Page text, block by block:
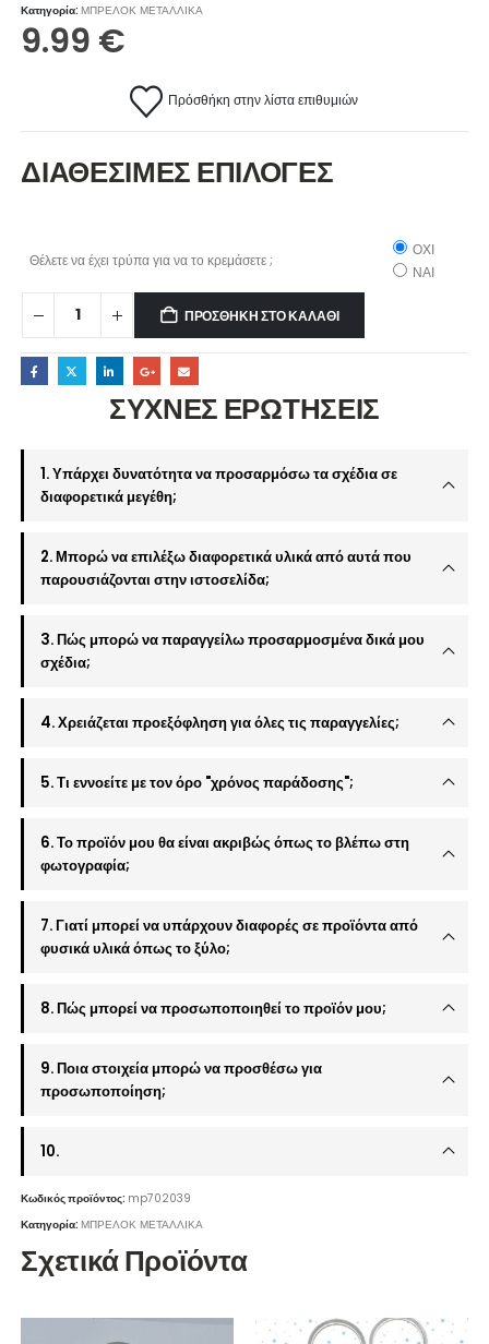
Κατηγορία:ΜΠΡΕΛΟΚ ΜΕΤΑΛΛΙΚΑ
9.99 €
Πρόσθήκη στην λίστα επιθυμιών
ΔΙΑΘΕΣΙΜΕΣ ΕΠΙΛΟΓΕΣ
Θέλετε να έχει τρύπα για να το κρεμάσετε ;
ΟΧΙ
ΝΑΙ
ΠΡΟΣΘΉΚΗ ΣΤΟ ΚΑΛΆΘΙ
ΣΥΧΝΕΣ ΕΡΩΤΗΣΕΙΣ
1. Υπάρχει δυνατότητα να προσαρμόσω τα σχέδια σε
διαφορετικά μεγέθη;
2. Μπορώ να επιλέξω διαφορετικά υλικά από αυτά που
παρουσιάζονται στην ιστοσελίδα;
3. Πώς μπορώ να παραγγείλω προσαρμοσμένα δικά μου
σχέδια;
4. Χρειάζεται προεξόφληση για όλες τις παραγγελίες;
5. Τι εννοείτε με τον όρο "χρόνος παράδοσης";
6. Το προϊόν μου θα είναι ακριβώς όπως το βλέπω στη
φωτογραφία;
7. Γιατί μπορεί να υπάρχουν διαφορές σε προϊόντα από
φυσικά υλικά όπως το ξύλο;
8. Πώς μπορεί να προσωποποιηθεί το προϊόν μου;
9. Ποια στοιχεία μπορώ να προσθέσω για
προσωποποίηση;
10.
Κωδικός προϊόντος: mp702039
Κατηγορία:ΜΠΡΕΛΟΚ ΜΕΤΑΛΛΙΚΑ
Σχετικά Προϊόντα